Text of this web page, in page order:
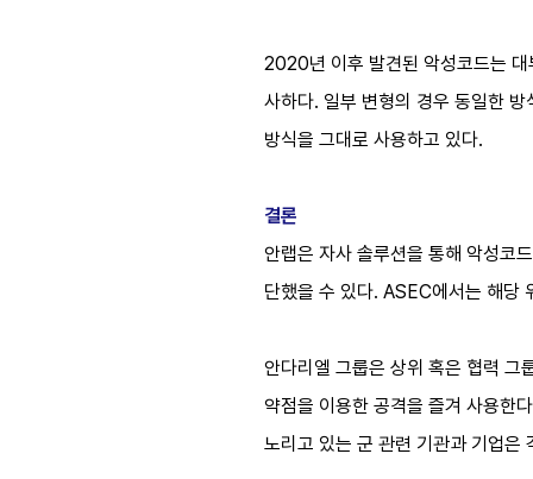
2020년 이후 발견된 악성코드는
사하다. 일부 변형의 경우 동일한
방식을 그대로 사용하고 있다.
결론
안랩은 자사 솔루션을 통해 악성코
단했을 수 있다. ASEC에서는 해당
안다리엘 그룹은 상위 혹은 협력 그
약점을 이용한 공격을 즐겨 사용한
노리고 있는 군 관련 기관과 기업은